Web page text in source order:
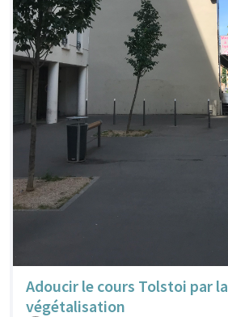
Adoucir le cours Tolstoi par la
végétalisation